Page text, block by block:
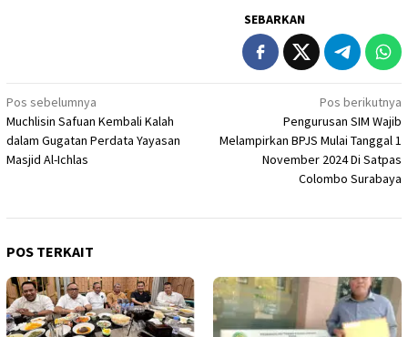
SEBARKAN
Navigasi
pos
Pos sebelumnya
Muchlisin Safuan Kembali Kalah
dalam Gugatan Perdata Yayasan
Masjid Al-Ichlas
Pos berikutnya
Pengurusan SIM Wajib
Melampirkan BPJS Mulai Tanggal 1
November 2024 Di Satpas
Colombo Surabaya
POS TERKAIT